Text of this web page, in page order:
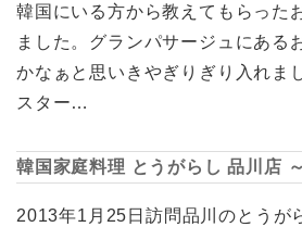
韓国にいる方から教えてもらった
ました。グランパサージュにある
かなぁと思いきやぎりぎり入れま
スター…
韓国家庭料理 とうがらし 品川店
2013年1月25日訪問品川のとうが